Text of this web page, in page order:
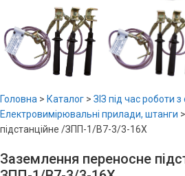
Головна > Каталог > ЗІЗ під час роботи
Електровимірювальні прилади, штанги >
підстанційне /ЗПП-1/B7-3/3-16X
Заземлення переносне